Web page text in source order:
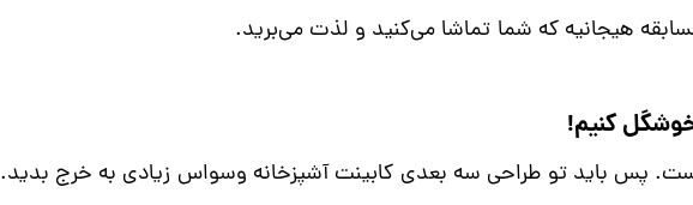
هیجانیه که شما تماشا می‌کنید و لذت می‌برید.
کنیم!
پس باید تو طراحی سه بعدی کابینت آشپزخانه وسواس زیادی به خرج بدید.